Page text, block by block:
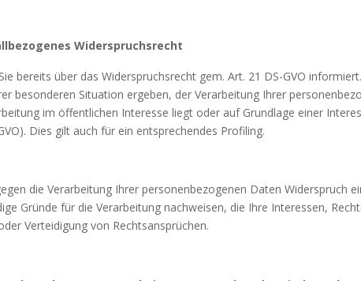
Widerspruchsrecht
bereits über das Widerspruchs­recht gem. Art. 21 DS-GVO
besonderen Situation ergeben, der Verarbei­tung Ihrer
im öffentlichen Interesse liegt oder auf Grundlage einer
Dies gilt auch für ein entsprechendes Profiling.
die Verarbeitung Ihrer perso­nenbezogenen Daten Widerspruch
Gründe für die Verarbeitung nachweisen, die Ihre Interessen,
Verteidigung von Rechtsansprüchen.